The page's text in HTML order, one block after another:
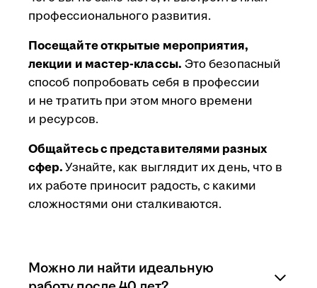
профессионального развития.
Посещайте открытые мероприятия,
лекции и мастер-классы. Это безопасный
способ попробовать себя в профессии
и не тратить при этом много времени
и ресурсов.
Общайтесь с представителями разных
сфер.Узнайте, как выглядит их день, что в
их работе приносит радость, с какими
сложностями они сталкиваются.
Можно ли найти идеальную